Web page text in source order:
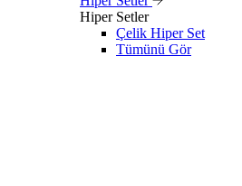
Hiper Setler
Çelik Hiper Set
Tümünü Gör